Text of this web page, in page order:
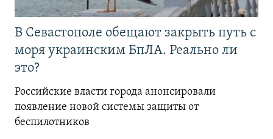
В Севастополе обещают закрыть путь с
моря украинским БпЛА. Реально ли
это?
Российские власти города анонсировали
появление новой системы защиты от
беспилотников